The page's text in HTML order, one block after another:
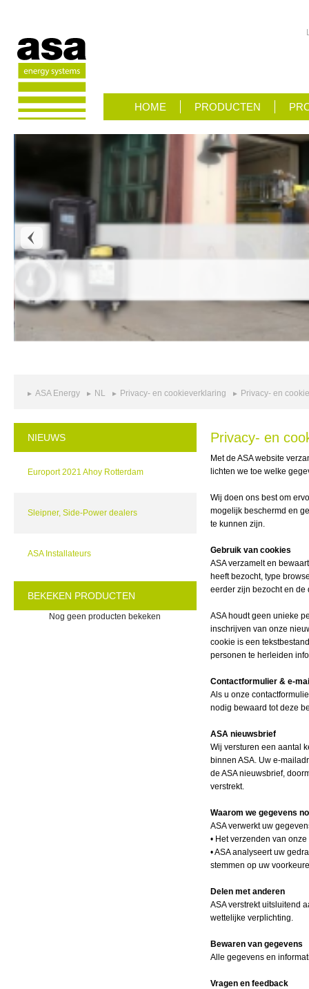
HOME PRODUCTEN
ASA Energy NL Privacy- en cookieverklaring Privacy- en
NIEUWS
Europort 2021 Ahoy Rotterdam
Sleipner, Side-Power dealers
ASA Installateurs
BEKEKEN PRODUCTEN
Nog geen producten bekeken
Privacy- en
Met de ASAwebsite
lichten we toe welke
Wij doen ons best om
mogelijk beschermd en
te kunnen zijn.
Gebruik van cookies
ASAverzamelt en
heeft bezocht, type
eerder zijn bezocht en
ASA houdt geen unieke
inschrijven van onze
cookie is een
personen te herleiden
Contactformulier & e-
Als u onze
nodig bewaard tot deze
ASA nieuwsbrief
Wij versturen een aantal
binnen ASA. Uw e-
de ASAnieuwsbrief,
verstrekt.
Waarom we gegevens
ASAverwerkt uw
• Het verzenden van
• ASAanalyseert uw
stemmen op uw
Delen met anderen
ASAverstrekt uitsluitend
wettelijke verplichting.
Bewaren van gegevens
Alle gegevens en
Vragen en feedback